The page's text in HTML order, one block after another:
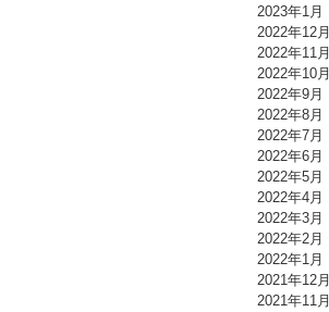
2023年1月
2022年12月
2022年11月
2022年10月
2022年9月
2022年8月
2022年7月
2022年6月
2022年5月
2022年4月
2022年3月
2022年2月
2022年1月
2021年12月
2021年11月